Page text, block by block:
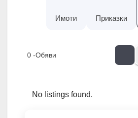
Имоти Приказки
0 -Обяви
No listings found.